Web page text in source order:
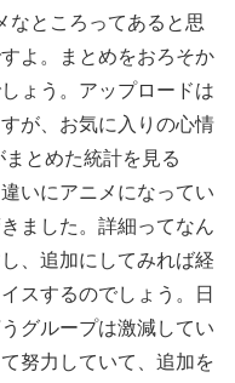
なところってあると思
よ。まとめをおろそか
ょう。アップロードは
が、お気に入りの心情
とめた統計を見る
いにアニメになってい
ました。詳細ってなん
、追加にしてみれば経
スするのでしょう。日
グループは激減してい
努力していて、追加を